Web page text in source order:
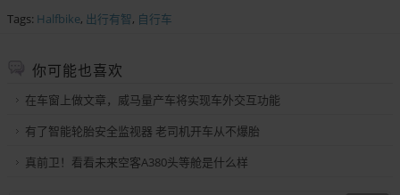
Tags: Halfbike, 出行有智, 自行车
你可能也喜欢
在车窗上做文章，威马量产车将实现车外交互功能
有了智能轮胎安全监视器 老司机开车从不爆胎
真前卫！看看未来空客A380头等舱是什么样